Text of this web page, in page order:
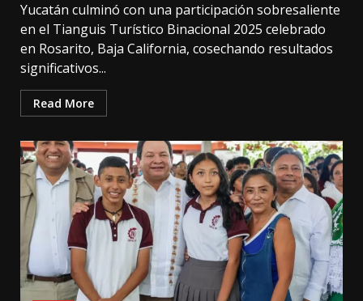
Yucatán culminó con una participación sobresaliente
en el Tianguis Turístico Binacional 2025 celebrado
en Rosarito, Baja California, cosechando resultados
significativos...
Read More